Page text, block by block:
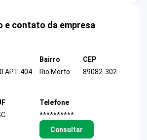
e contato da empresa
APT 404
Bairro
Rio Morto
CEP
89082-302
Telefone
**********
Consultar